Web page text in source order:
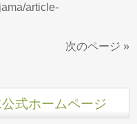
article-
次のページ »
式ホームページ